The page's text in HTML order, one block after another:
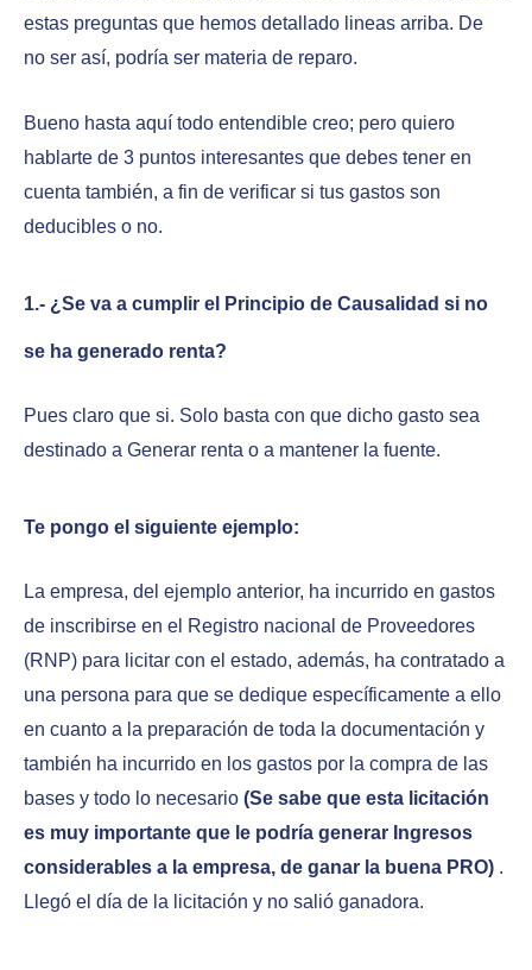
estas preguntas que hemos detallado lineas arriba. De
no ser así, podría ser materia de reparo.
Bueno hasta aquí todo entendible creo; pero quiero
hablarte de 3 puntos interesantes que debes tener en
cuenta también, a fin de verificar si tus gastos son
deducibles o no.
1.- ¿Se va a cumplir el Principio de Causalidad si no
se ha generado renta?
Pues claro que si. Solo basta con que dicho gasto sea
destinado a Generar renta o a mantener la fuente.
Te pongo el siguiente ejemplo:
La empresa, del ejemplo anterior, ha incurrido en gastos
de inscribirse en el Registro nacional de Proveedores
(RNP) para licitar con el estado, además, ha contratado a
una persona para que se dedique específicamente a ello
en cuanto a la preparación de toda la documentación y
también ha incurrido en los gastos por la compra de las
bases y todo lo necesario (Se sabe que esta licitación
es muy importante que le podría generar Ingresos
considerables a la empresa, de ganar la buena PRO) .
Llegó el día de la licitación y no salió ganadora.